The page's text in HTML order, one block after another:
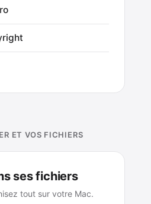
ET VOS FICHIERS
ses fichiers
tout sur votre Mac.